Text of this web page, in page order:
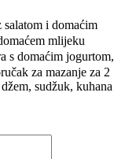
salatom i domaćim
mlijeku
s domaćim jogurtom,
za mazanje za 2
sudžuk, kuhana